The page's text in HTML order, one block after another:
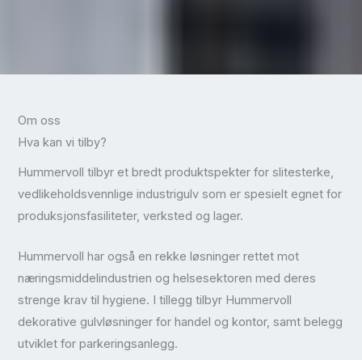
Om oss
Hva kan vi tilby?
Hummervoll tilbyr et bredt produktspekter for slitesterke,
vedlikeholdsvennlige industrigulv som er spesielt egnet for
produksjonsfasiliteter, verksted og lager.
Hummervoll har også en rekke løsninger rettet mot
næringsmiddelindustrien og helsesektoren med deres
strenge krav til hygiene. I tillegg tilbyr Hummervoll
dekorative gulvløsninger for handel og kontor, samt belegg
utviklet for parkeringsanlegg.